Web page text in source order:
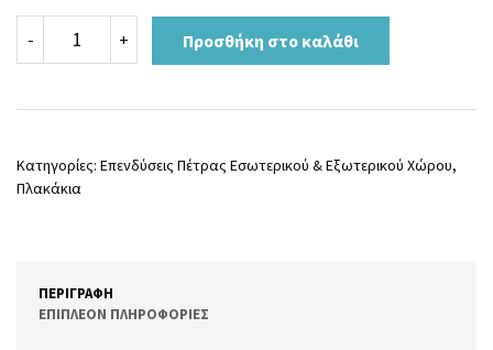
-
ΠΕΤΡΑ
43009
ποσότητα
+ Προσθήκη στο καλάθι
Κατηγορίες: Επενδύσεις Πέτρας Εσωτερικού & Εξωτερικού Χώρου,
Πλακάκια
ΠΕΡΙΓΡΑΦΉ
ΕΠΙΠΛΈΟΝ ΠΛΗΡΟΦΟΡΊΕΣ